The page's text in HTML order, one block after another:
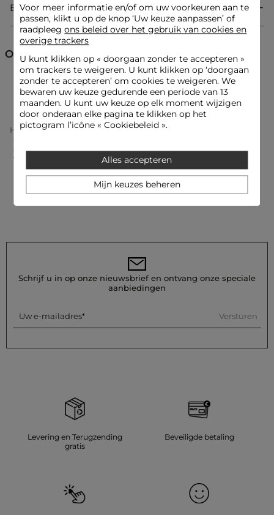
Referentie: 32536301013110988 251-CKARA
Categorie :Overhemden vrouw
Kleur :Overhemden vrouw blauw
Bezorging & Retourzending
Ontdek ook
Overhemden Overhemden en Blouses
Home Kleding Vrouw
Overhemden En Blouses Femme
Gestreept Overhemd Met Lange Mouwen Hemelsblauw
Vrouw
Schrijf u in op onze nieuwsbrief en ontvang onze speciale
aanbiedingen
Uw e-mailadres Versturen
Levering en Terugzending
gratis
Beveiligde betaling
Voor meer informatie en/of om uw voorkeuren aan te
passen, klikt u op de knop ‘Uw keuze aanpassen’ of
raadpleegons beleid over het gebruik van cookies en
overige trackers
U kunt klikken op « doorgaan zonder te accepteren»
om trackers te weigeren. U kunt klikken op ‘doorgaan
zonder te accepteren’ om cookies te weigeren. We
bewaren uw keuze gedurende een periode van 13
maanden. U kunt uw keuze op elk moment wijzigen
door onderaan elke pagina te klikken op het
pictogram l’icône « Cookiebeleid ».
Alles accepteren
Mijn keuzes beheren